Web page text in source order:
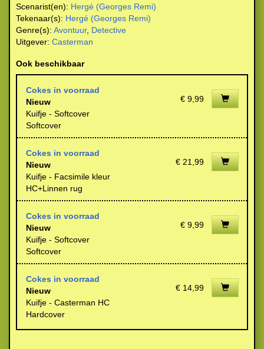
Scenarist(en): Hergé (Georges Remi)
Tekenaar(s): Hergé (Georges Remi)
Genre(s): Avontuur, Detective
Uitgever: Casterman
Ook beschikbaar
Cokes in voorraad
Nieuw
Kuifje - Softcover
Softcover
€ 9,99
Cokes in voorraad
Nieuw
Kuifje - Facsimile kleur
HC+Linnen rug
€ 21,99
Cokes in voorraad
Nieuw
Kuifje - Softcover
Softcover
€ 9,99
Cokes in voorraad
Nieuw
Kuifje - Casterman HC
Hardcover
€ 14,99